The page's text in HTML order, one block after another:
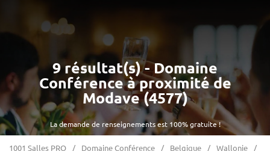
La demande de renseignements est 100% gratuite !
9 résultat(s) - Domaine
Conférence à proximité de
Modave (4577)
1001 Salles PRO Domaine Conférence Belgique
Wallonie